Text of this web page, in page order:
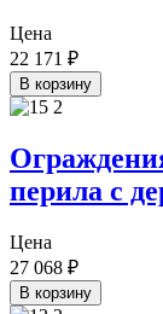
Цена
22 171 ₽
В корзину
перила с
Цена
27 068 ₽
В корзину